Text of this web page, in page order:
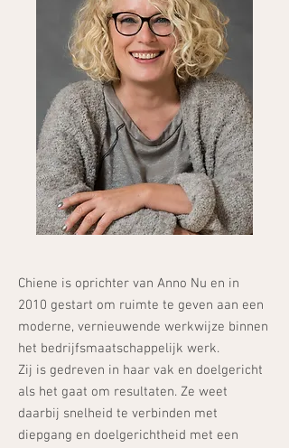
Chiene is oprichter van Anno Nu en in
2010 gestart om ruimte te geven aan een
moderne, vernieuwende werkwijze binnen
het bedrijfsmaatschappelijk werk.
Zij is gedreven in haar vak en doelgericht
als het gaat om resultaten. Ze weet
daarbij snelheid te verbinden met
diepgang en doelgerichtheid met een